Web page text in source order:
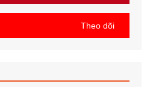
Theo dõi